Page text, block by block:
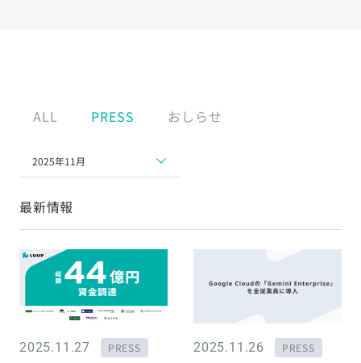
ALL PRESS おしらせ
2025年11月
最新情報
2025.11.27 PRESS 2025.11.26 PRESS